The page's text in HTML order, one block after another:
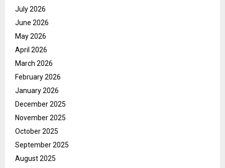
July 2026
June 2026
May 2026
April 2026
March 2026
February 2026
January 2026
December 2025
November 2025
October 2025
September 2025
August 2025